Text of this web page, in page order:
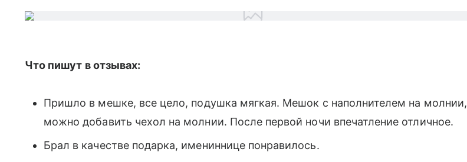
Что пишут в отзывах:
Пришло в мешке, все цело, подушка мягкая. Мешок с наполнителем на молнии,
можно добавить чехол на молнии. После первой ночи впечатление отличное.
Брал в качестве подарка, имениннице понравилось.